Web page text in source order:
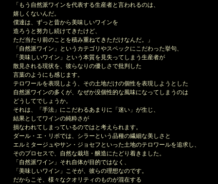
「もう自然派ワインを代表する生産者と言われるのは、
嬉しくないんだ。
僕達は、ずっと昔から美味しいワインを
造ろうと努力し続けてきたけど、
ただ当たり前のことを積み重ねてきただけなんだ。」
「自然派ワイン」というカテゴリやスペックにこだわった挙句、
「美味しいワイン」という本質を見失ってしまう生産者が
散見される現状を、彼らなりの優しさで批判した
言葉のようにも感じます。
テロワールを表現しよう、その土地だけの個性を表現しようとした
自然派ワインの多くが、なぜか没個性的な風味になってしまうのは
どうしてでしょうか。
それは、「手法」にこだわるあまりに「迷い」が生じ、
結果としてワインの純粋さが
損なわれてしまっているのではと考えられます。
ダール・エ・リボでは、シラーという品種の繊細な美しさと
エルミタージュやサン・ジョセフといった土地のテロワールを追求し、
そのプロセスで、自然な栽培・醸造にたどり着きました。
「自然派ワイン」それ自体が目的ではなく、
「美味しいワイン」こそが、彼らの理想なのです。
だからこそ、様々なクオリティのものが混在する